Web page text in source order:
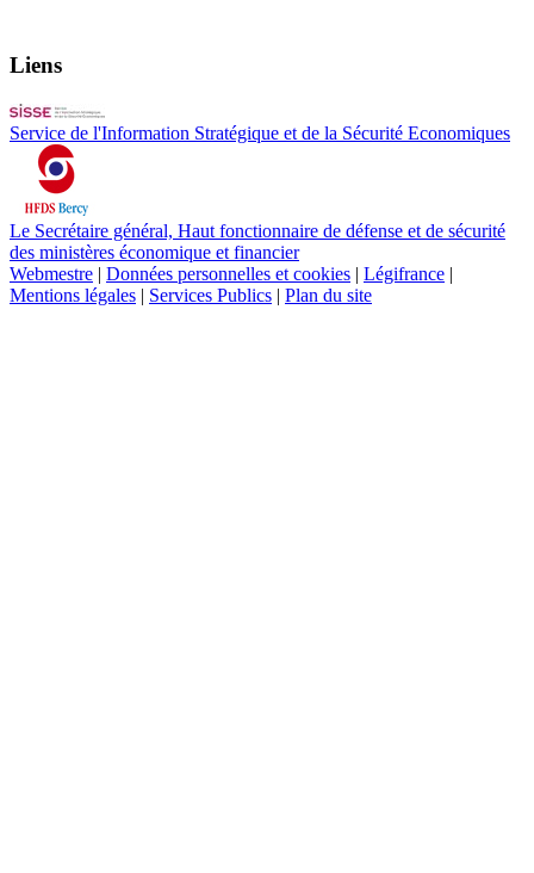
Liens
Service de l'Information Stratégique et de la Sécurité Economiques
Le Secrétaire général, Haut fonctionnaire de défense et de sécurité
des ministères économique et financier
Webmestre | Données personnelles et cookies | Légifrance |
Mentions légales | Services Publics | Plan du site